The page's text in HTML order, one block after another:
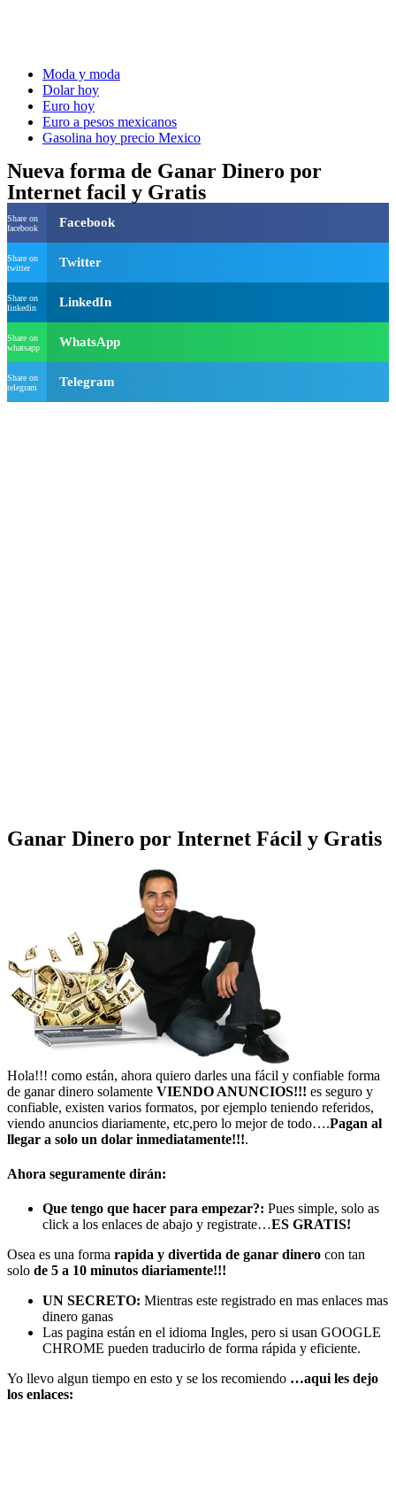
Moda y moda
Dolar hoy
Euro hoy
Euro a pesos mexicanos
Gasolina hoy precio Mexico
Nueva forma de Ganar Dinero por
Internet facil y Gratis
Share on
facebook
Facebook
Share on
twitter
Twitter
Share on
linkedin
LinkedIn
Share on
whatsapp
WhatsApp
Share on
telegram
Telegram
Ganar Dinero por Internet Fácil y Gratis
Hola!!! como están, ahora quiero darles una fácil y confiable forma
de ganar dinero solamente VIENDO ANUNCIOS!!! es seguro y
confiable, existen varios formatos, por ejemplo teniendo referidos,
viendo anuncios diariamente, etc,pero lo mejor de todo….Pagan al
llegar a solo un dolar inmediatamente!!!.
Ahora seguramente dirán:
Que tengo que hacer para empezar?: Pues simple, solo as
click a los enlaces de abajo y registrate…ES GRATIS!
Osea es una forma rapida y divertida de ganar dinero con tan
solo de 5 a 10 minutos diariamente!!!
UN SECRETO: Mientras este registrado en mas enlaces mas
dinero ganas
Las pagina están en el idioma Ingles, pero si usan GOOGLE
CHROME pueden traducirlo de forma rápida y eficiente.
Yo llevo algun tiempo en esto y se los recomiendo …aqui les dejo
los enlaces: